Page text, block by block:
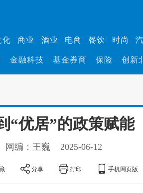
化 商业 酒业 电商 餐饮 时尚
金融科技 基金券商 保险 创新
“优居”的政策赋能
网编：王巍 2025-06-12
分享 打印 手机网页版